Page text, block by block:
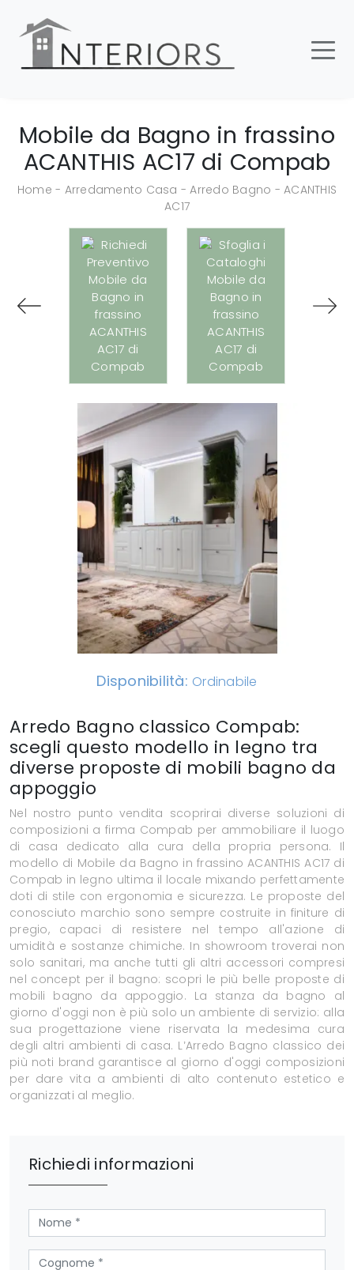
Mobile da Bagno in frassino
ACANTHIS AC17 di Compab
Home - Arredamento Casa -Arredo Bagno -ACANTHIS
AC17
Disponibilità: Ordinabile
Arredo Bagno classico Compab:
scegli questo modello in legno tra
diverse proposte di mobili bagno da
appoggio
Nel nostro punto vendita scoprirai diverse soluzioni di
composizioni a firma Compab per ammobiliare il luogo
di casa dedicato alla cura della propria persona. Il
modello di Mobile da Bagno in frassino ACANTHIS AC17 di
Compab in legno ultima il locale mixando perfettamente
doti di stile con ergonomia e sicurezza. Le proposte del
conosciuto marchio sono sempre costruite in finiture di
pregio, capaci di resistere nel tempo all'azione di
umidità e sostanze chimiche. In showroom troverai non
solo sanitari, ma anche tutti gli altri accessori compresi
nel concept per il bagno: scopri le più belle proposte di
mobili bagno da appoggio. La stanza da bagno al
giorno d'oggi non è più solo un ambiente di servizio: alla
sua progettazione viene riservata la medesima cura
degli altri ambienti di casa. L’Arredo Bagno classico dei
più noti brand garantisce al giorno d'oggi composizioni
per dare vita a ambienti di alto contenuto estetico e
organizzati al meglio.
Richiedi informazioni